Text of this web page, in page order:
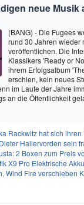
neue Musik
(BANG) - Die Fugees
rund 30 Jahren wieder
veröffentlichen. Die
Klassikers 'Ready or
ihrem Erfolgsalbum
erschien, kein neues
im Laufe der Jahre
an die Öffentlichkeit
Rackwitz hat sich ihren Ex-
Hallervorden sein
2 Boxen zum Preis von 1 für
X9 Pro Elektrische Akku-
Fire verschieben Konzert mit Lionel